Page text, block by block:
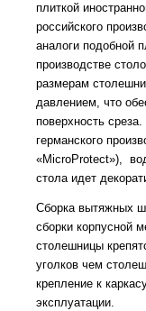
плиткой
российского
аналоги подобной
производстве
размерам
давлением, что
поверхность
германского
«MicroProtect»),
стола идет
Сборка вытяжных
сборки корпусной
столешницы
уголков чем
крепление к
эксплуатации.